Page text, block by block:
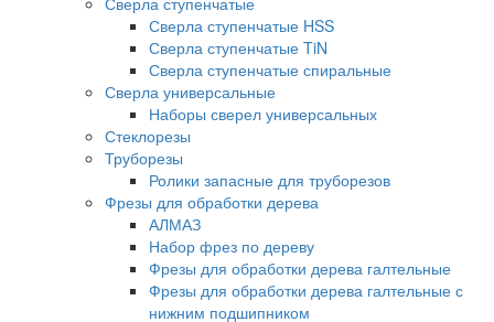
Сверла ступенчатые HSS
Сверла ступенчатые TiN
Сверла ступенчатые спиральные
Сверла универсальные
Наборы сверел универсальных
Стеклорезы
Труборезы
Ролики запасные для труборезов
Фрезы для обработки дерева
АЛМАЗ
Набор фрез по дереву
Фрезы для обработки дерева галтельные
Фрезы для обработки дерева галтельные с
нижним подшипником